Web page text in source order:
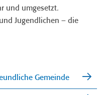
und umgesetzt.
Jugendlichen – die
Gemeinde